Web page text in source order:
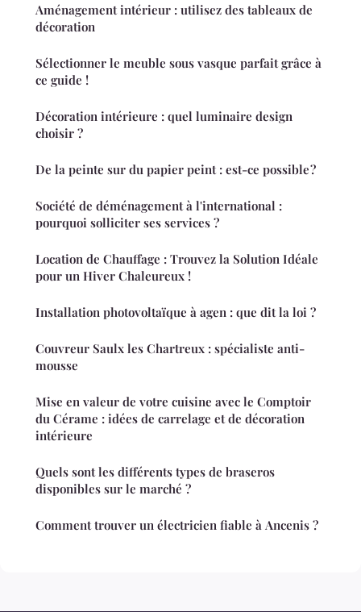
Aménagement intérieur : utilisez des tableaux de
décoration
Sélectionner le meuble sous vasque parfait grâce à
ce guide !
Décoration intérieure : quel luminaire design
choisir ?
De la peinte sur du papier peint : est-ce possible ?
Société de déménagement à l'international :
pourquoi solliciter ses services ?
Location de Chauffage : Trouvez la Solution Idéale
pour un Hiver Chaleureux !
Installation photovoltaïque à agen : que dit la loi ?
Couvreur Saulx les Chartreux : spécialiste anti-
mousse
Mise en valeur de votre cuisine avec le Comptoir
du Cérame : idées de carrelage et de décoration
intérieure
Quels sont les différents types de braseros
disponibles sur le marché ?
Comment trouver un électricien fiable à Ancenis ?